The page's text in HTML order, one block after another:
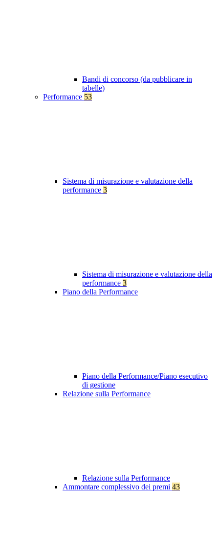
Bandi di concorso (da pubblicare in
tabelle)
Performance 53
Sistema di misurazione e valutazione della
performance 3
Sistema di misurazione e valutazione della
performance 3
Piano della Performance
Piano della Performance/Piano esecutivo
di gestione
Relazione sulla Performance
Relazione sulla Performance
Ammontare complessivo dei premi 43